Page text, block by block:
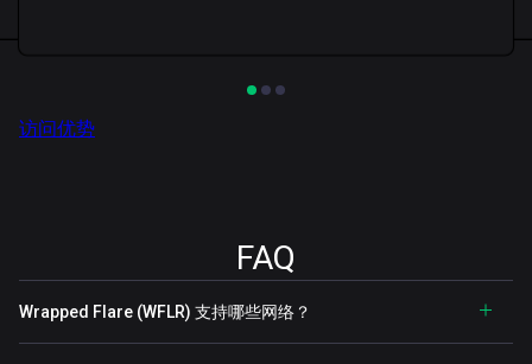
访问优势
FAQ
Wrapped Flare (WFLR) 支持哪些网络？